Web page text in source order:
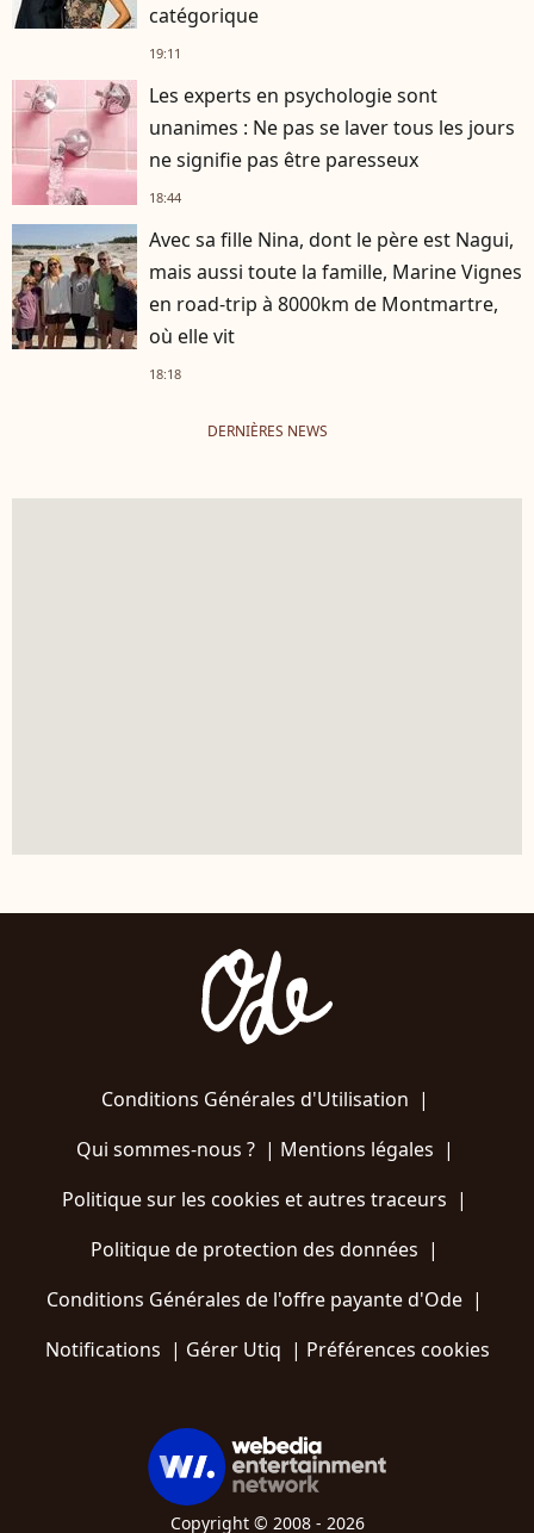
catégorique
19:11
Les experts en psychologie sont
unanimes : Ne pas se laver tous les jours
ne signifie pas être paresseux
18:44
Avec sa fille Nina, dont le père est Nagui,
mais aussi toute la famille, Marine Vignes
en road-trip à 8000km de Montmartre,
où elle vit
18:18
DERNIÈRES NEWS
Conditions Générales d'Utilisation |
Qui sommes-nous ?| Mentions légales |
Politique sur les cookies et autres traceurs |
Politique de protection des données |
Conditions Générales de l'offre payante d'Ode |
Notifications | Gérer Utiq | Préférences cookies
Copyright © 2008 - 2026